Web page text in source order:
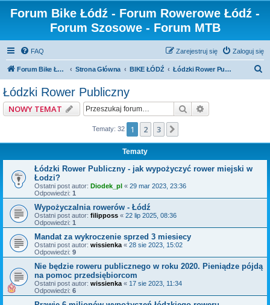
Forum Bike Łódź - Forum Rowerowe Łódź -
Forum Szosowe - Forum MTB
FAQ Zaloguj się
Zarejestruj się
Forum Bike Łódź - Forum Rowerowe Łódź - Forum Szosowe - Forum MTB Strona Główna BIKE ŁÓDŹ Łódzki Rower Publiczny
Łódzki Rower Publiczny
NOWY TEMAT Szukaj
Tematy: 32 1 2 3
Tematy
Łódzki Rower Publiczny - jak wypożyczyć rower miejski w
Łodzi?
Ostatni post autor: Diodek_pl « 29 mar 2023, 23:36
Odpowiedzi: 1
Wypożyczalnia rowerów - Łódź
Ostatni post autor: filipposs « 22 lip 2025, 08:36
Odpowiedzi: 1
Mandat za wykroczenie sprzed 3 miesiecy
Ostatni post autor: wissienka « 28 sie 2023, 15:02
Odpowiedzi: 9
Nie będzie roweru publicznego w roku 2020. Pieniądze pójdą
na pomoc przedsiębiorcom
Ostatni post autor: wissienka « 17 sie 2023, 11:34
Odpowiedzi: 6